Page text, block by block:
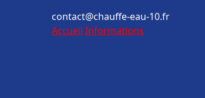
contact@chauffe-eau-10.fr
Accueil Informations